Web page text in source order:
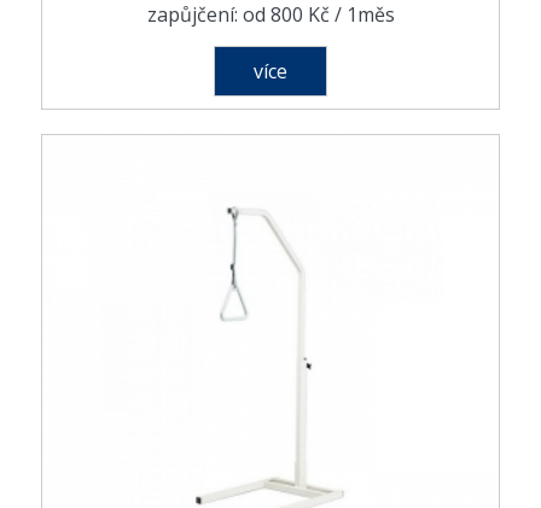
zapůjčení: od 800 Kč / 1měs
více